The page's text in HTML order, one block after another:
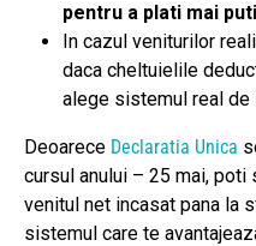
pentru a plati mai
In cazul veniturilor
daca cheltuielile
alege sistemul real de
Deoarece Declaratia Unica
cursul anului – 25 mai,
venitul net incasat pana la
sistemul care te